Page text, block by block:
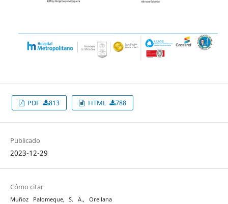
PDF 813 HTML 788
Publicado
2023-12-29
Cómo citar
Muñoz Palomeque, S. A., Orellana